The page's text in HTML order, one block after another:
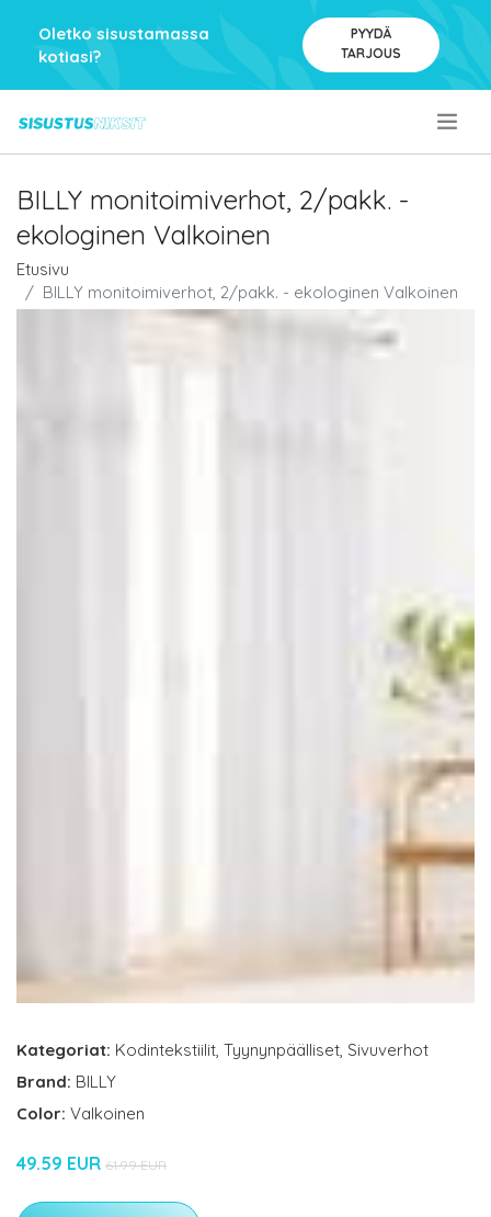
Oletko sisustamassa
kotiasi?
PYYDÄ
TARJOUS
BILLY monitoimiverhot, 2/pakk. -
ekologinen Valkoinen
Etusivu
BILLY monitoimiverhot, 2/pakk. - ekologinen Valkoinen
Kategoriat: Kodintekstiilit, Tyynynpäälliset, Sivuverhot
Brand: BILLY
Color: Valkoinen
49.59 EUR 61.99 EUR